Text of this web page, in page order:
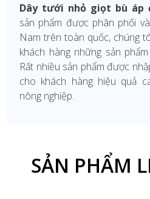
Dây tưới nhỏ giọt bù áp
sản phẩm được phân phối
Nam trên toàn quốc, chúng
khách hàng những sản
Rất nhiều sản phẩm được
cho khách hàng hiệu quả
nông nghiệp.
SẢN PHẨM